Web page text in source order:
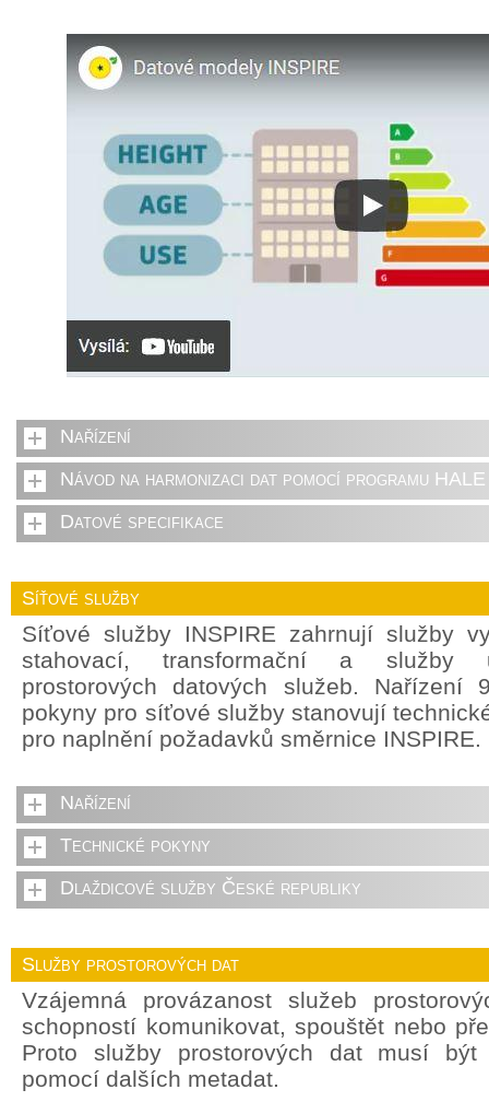
Nařízení
Návod na harmonizaci dat pomocí programu
Datové specifikace
Síťové služby
Síťové služby INSPIRE zahrnují služby
stahovací, transformační a služby
prostorových datových služeb. Nařízení
pokyny pro síťové služby stanovují
pro naplnění požadavků směrnice INSPIRE.
Nařízení
Technické pokyny
Dlaždicové služby České republiky
Služby prostorových dat
Vzájemná provázanost služeb
schopností komunikovat, spouštět nebo
Proto služby prostorových dat musí být
pomocí dalších metadat.